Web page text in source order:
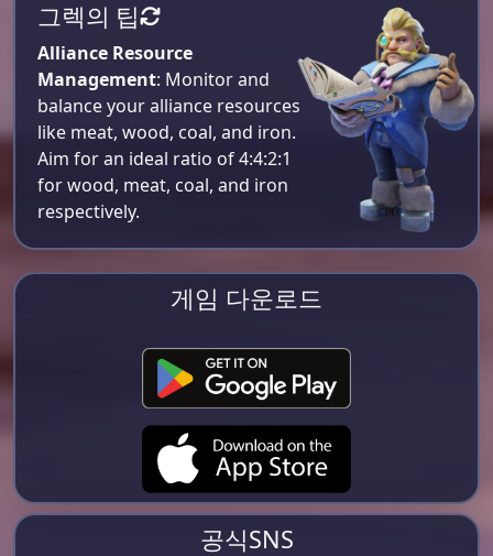
그렉의 팁
Alliance Resource
Management: Monitor and
balance your alliance resources
like meat, wood, coal, and iron.
Aim for an ideal ratio of 4:4:2:1
for wood, meat, coal, and iron
respectively​.
게임 다운로드
공식SNS